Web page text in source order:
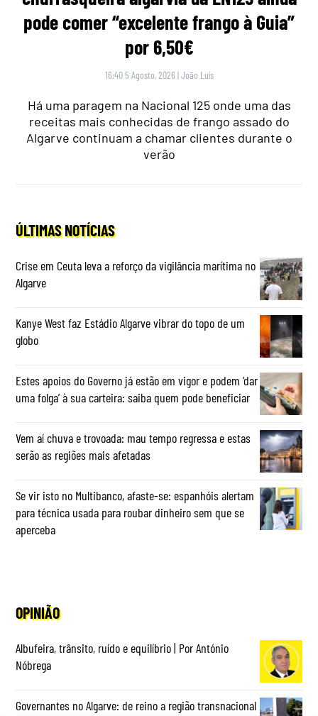
pode comer “excelente frango à Guia”
por 6,50€
16:40 5 Agosto, 2026 |João Luís
Há uma paragem na Nacional 125 onde uma das
receitas mais conhecidas de frango assado do
Algarve continuam a chamar clientes durante o
verão
ÚLTIMAS NOTÍCIAS
Crise em Ceuta leva a reforço da vigilância marítima no
Algarve
Kanye West faz Estádio Algarve vibrar do topo de um
globo
Estes apoios do Governo já estão em vigor e podem ‘dar
uma folga’ à sua carteira: saiba quem pode beneficiar
Vem aí chuva e trovoada: mau tempo regressa e estas
serão as regiões mais afetadas
Se vir isto no Multibanco, afaste-se: espanhóis alertam
para técnica usada para roubar dinheiro sem que se
aperceba
OPINIÃO
Albufeira, trânsito, ruído e equilíbrio | Por António
Nóbrega
Governantes no Algarve: de reino a região transnacional